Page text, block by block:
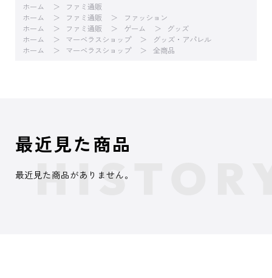
ホーム
ファミ通販
ホーム
ファミ通販
ファッション
ホーム
ファミ通販 ゲーム
グッズ
ホーム
マーベラスショップ
グッズ・アパレル
ホーム
マーベラスショップ 全商品
最近見た商品
最近見た商品がありません。